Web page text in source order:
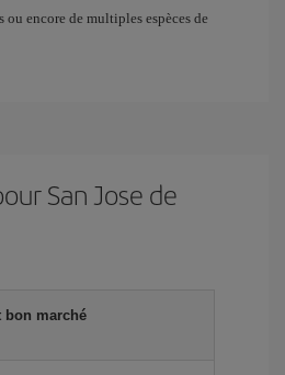
encore de multiples espèces de
San Jose de
bon marché